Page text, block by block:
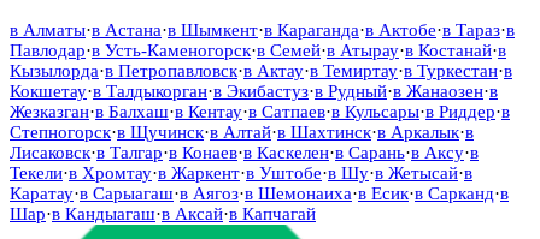
в Алматы·в Астана·в Шымкент·в Караганда·в Актобе·в Тараз·в
Павлодар·в Усть-Каменогорск·в Семей·в Атырау·в Костанай·в
Кызылорда·в Петропавловск·в Актау·в Темиртау·в Туркестан·в
Кокшетау·в Талдыкорган·в Экибастуз·в Рудный·в Жанаозен·в
Жезказган·в Балхаш·в Кентау·в Сатпаев·в Кульсары·в Риддер·в
Степногорск·в Щучинск·в Алтай·в Шахтинск·в Аркалык·в
Лисаковск·в Талгар·в Конаев·в Каскелен·в Сарань·в Аксу·в
Текели·в Хромтау·в Жаркент·в Уштобе·в Шу·в Жетысай·в
Каратау·в Сарыагаш·в Аягоз·в Шемонаиха·в Есик·в Сарканд·в
Шар·в Кандыагаш·в Аксай·в Капчагай